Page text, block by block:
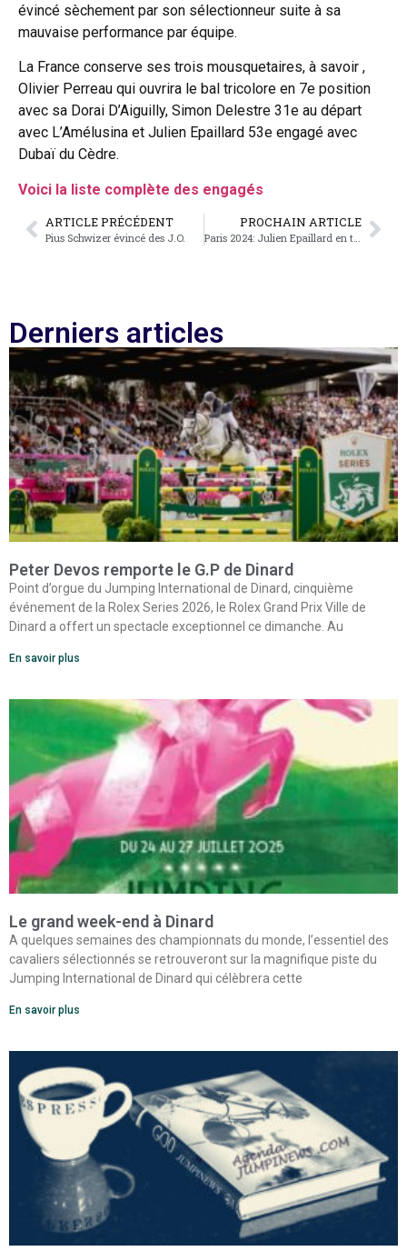
évincé sèchement par son sélectionneur suite à sa
mauvaise performance par équipe.
La France conserve ses trois mousquetaires, à savoir ,
Olivier Perreau qui ouvrira le bal tricolore en 7e position
avec sa Dorai D’Aiguilly, Simon Delestre 31e au départ
avec L’Amélusina et Julien Epaillard 53e engagé avec
Dubaï du Cèdre.
Voici la liste complète des engagés
ARTICLE PRÉCÉDENT
Pius Schwizer évincé des J.O.
PROCHAIN ARTICLE
Paris 2024: Julien Epaillard en tête
Derniers articles
Peter Devos remporte le G.P de Dinard
Point d’orgue du Jumping International de Dinard, cinquième
événement de la Rolex Series 2026, le Rolex Grand Prix Ville de
Dinard a offert un spectacle exceptionnel ce dimanche. Au
En savoir plus
Le grand week-end à Dinard
A quelques semaines des championnats du monde, l’essentiel des
cavaliers sélectionnés se retrouveront sur la magnifique piste du
Jumping International de Dinard qui célèbrera cette
En savoir plus